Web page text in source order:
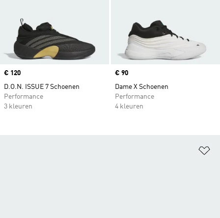
Price
€ 120
D.O.N. ISSUE 7 Schoenen
Performance
3 kleuren
Price
€ 90
Dame X Schoenen
Performance
4 kleuren